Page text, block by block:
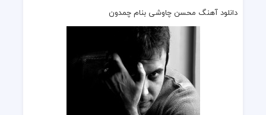
دانلود آهنگ محسن چاوشی بنام چمدون